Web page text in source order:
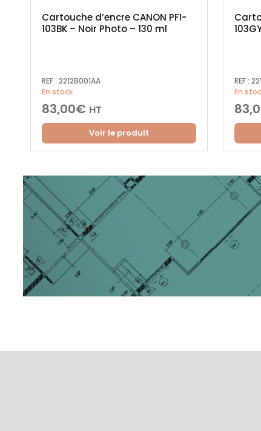
Cartouche d’encre CANON PFI-
103BK – Noir Photo – 130 ml
REF : 2212B001AA
En stock
83,00€ HT
Voir le produit
REF :
En